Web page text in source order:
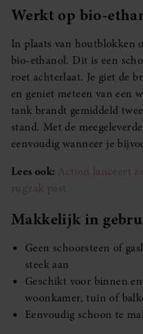
Werkt op bio-
In plaats van houtblokken
bio-ethanol. Dit is een
roet achterlaat. Je giet de
en geniet meteen van een
tank brandt gemiddeld
stand. Met de
eenvoudig wanneer je
Lees ook: Action lanceert
rugzak past
Makkelijk in
Geen schoorsteen of
steek aan
Geschikt voor binnen
woonkamer, tuin of
Eenvoudig schoon te